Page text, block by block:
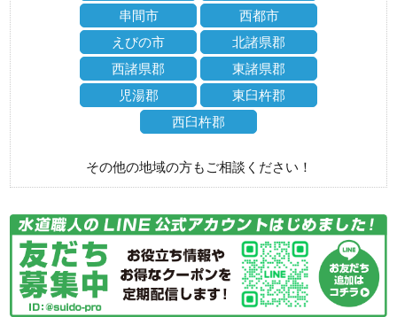
串間市
西都市
えびの市
北諸県郡
西諸県郡
東諸県郡
児湯郡
東臼杵郡
西臼杵郡
その他の地域の方もご相談ください！